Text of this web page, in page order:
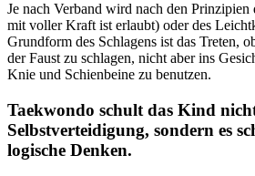
Je nach Verband wird nach den
mit voller Kraft ist erlaubt) oder des
Grundform des Schlagens ist das Treten,
der Faust zu schlagen, nicht aber ins
Knie und Schienbeine zu benutzen.
Taekwondo schult das Kind
Selbstverteidigung, sondern es
logische Denken.